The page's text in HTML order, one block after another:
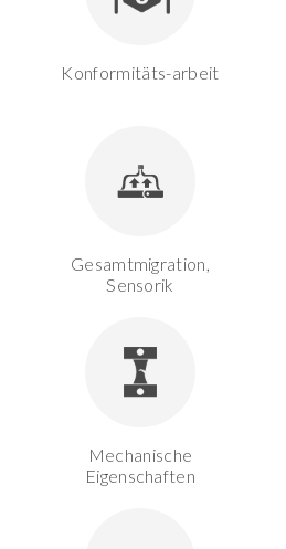
Konformitäts-arbeit
Gesamtmigration,
Sensorik
Mechanische
Eigenschaften